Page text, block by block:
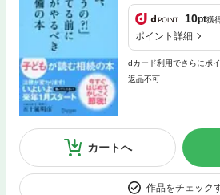
10pt獲
ポイント詳細
dカード利用でさらにポ
返品不可
カートへ
作品をチェック